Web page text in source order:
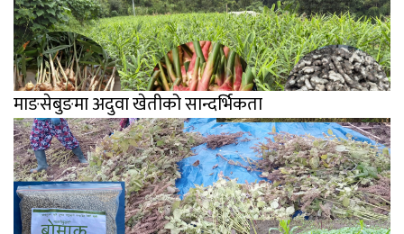
माङसेबुङमा अदुवा खेतीको सान्दर्भिकता